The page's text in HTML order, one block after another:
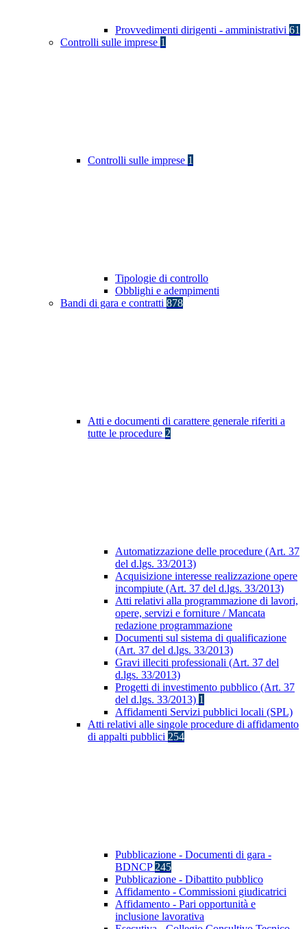
Provvedimenti dirigenti - amministrativi 61
Controlli sulle imprese 1
Controlli sulle imprese 1
Tipologie di controllo
Obblighi e adempimenti
Bandi di gara e contratti 878
Atti e documenti di carattere generale riferiti a
tutte le procedure 2
Automatizzazione delle procedure (Art. 37
del d.lgs. 33/2013)
Acquisizione interesse realizzazione opere
incompiute (Art. 37 del d.lgs. 33/2013)
Atti relativi alla programmazione di lavori,
opere, servizi e forniture / Mancata
redazione programmazione
Documenti sul sistema di qualificazione
(Art. 37 del d.lgs. 33/2013)
Gravi illeciti professionali (Art. 37 del
d.lgs. 33/2013)
Progetti di investimento pubblico (Art. 37
del d.lgs. 33/2013) 1
Affidamenti Servizi pubblici locali (SPL)
Atti relativi alle singole procedure di affidamento
di appalti pubblici 254
Pubblicazione - Documenti di gara -
BDNCP 245
Pubblicazione - Dibattito pubblico
Affidamento - Commissioni giudicatrici
Affidamento - Pari opportunità e
inclusione lavorativa